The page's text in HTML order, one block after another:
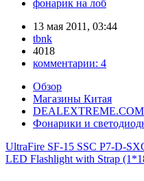
фонарик на лоб
13 мая 2011, 03:44
tbnk
4018
комментарии: 4
Обзор
Магазины Китая
DEALEXTREME.COM
Фонарики и
UltraFire SF-15 SSC P7-D-
LED Flashlight with Strap